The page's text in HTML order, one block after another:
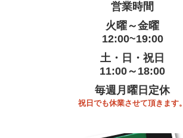
営業時間
火曜～金曜
12:00~19:00
土・日・祝日
11:00～18:00
毎週月曜日定休
祝日でも休業させて頂きます。